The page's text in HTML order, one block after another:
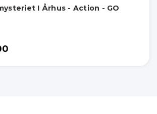
I Århus - Action - GO